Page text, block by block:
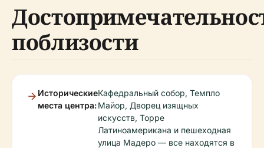
поблизости
Исторические
места центра:
Кафедральный собор, Темпло
Майор, Дворец изящных
искусств, Торре
Латиноамерикана и пешеходная
улица Мадеро — все находятся в